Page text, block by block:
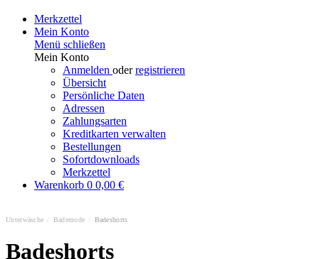
Merkzettel
Mein Konto
Menü schließen
Mein Konto
Anmelden oderregistrieren
Übersicht
Persönliche Daten
Adressen
Zahlungsarten
Kreditkarten verwalten
Bestellungen
Sofortdownloads
Merkzettel
Warenkorb 0 0,00 €
Unterwäsche Bademode Badeshorts
Badeshorts